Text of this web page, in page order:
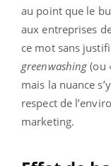
au point que le
aux entreprises
ce mot sans
greenwashing (ou
mais la nuance
respect de
marketing.